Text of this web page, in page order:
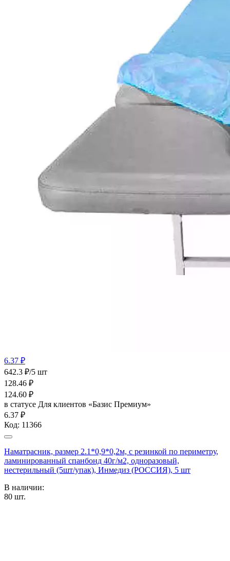
6.37 ₽
642.3 ₽/5 шт
128.46 ₽
124.60 ₽
в статусе Для клиентов «Базис Премиум»
6.37 ₽
Код: 11366
Наматрасник, размер 2.1*0,9*0,2м, с резинкой по периметру,
ламинированный спанбонд 40г/м2, одноразовый,
нестерильный (5шт/упак), Инмедиз (РОССИЯ), 5 шт
В наличии:
80 шт.